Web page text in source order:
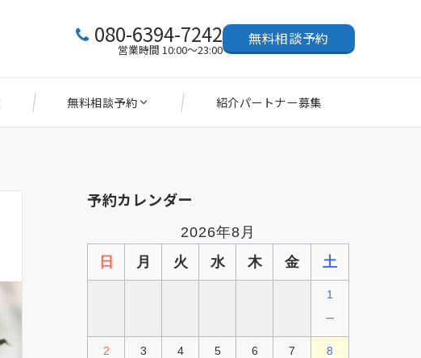
080-6394-7242
営業時間 10:00～23:00
無料相談予約
無料相談予約 紹介パートナー募集
予約カレンダー
2026年8月
日
月 火 水 木 金 土
1
－
2 3 4 5 6 7 8